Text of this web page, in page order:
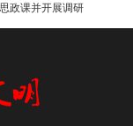
政课并开展调研